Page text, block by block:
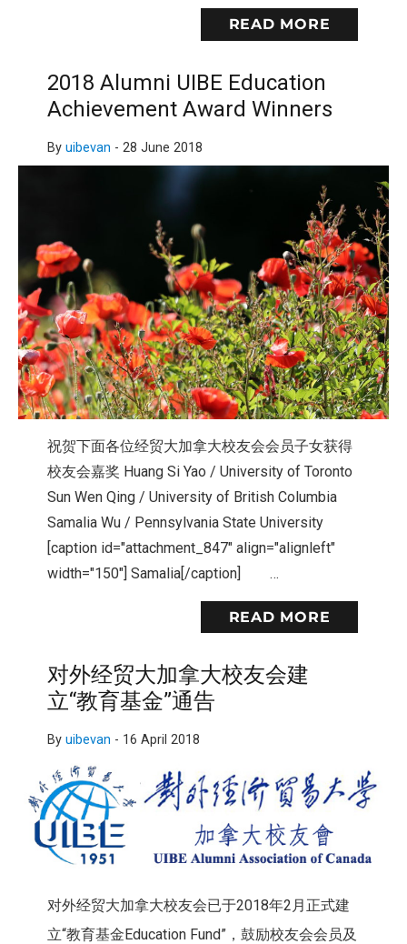
READ MORE
2018 Alumni UIBE Education
Achievement Award Winners
By uibevan - 28 June 2018
祝贺下面各位经贸大加拿大校友会会员子女获得
校友会嘉奖 Huang Si Yao / University of Toronto
Sun Wen Qing / University of British Columbia
Samalia Wu / Pennsylvania State University
[caption id="attachment_847" align="alignleft"
width="150"] Samalia[/caption] …
READ MORE
对外经贸大加拿大校友会建
立“教育基金”通告
By uibevan - 16 April 2018
对外经贸大加拿大校友会已于2018年2月正式建
立“教育基金Education Fund”，鼓励校友会会员及